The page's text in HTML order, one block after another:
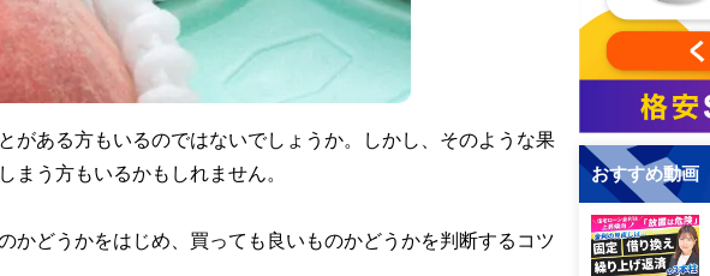
がある方もいるのではないでしょうか。しかし、そのような果
まう方もいるかもしれません。
かどうかをはじめ、買っても良いものかどうかを判断するコツ
おすすめ動画